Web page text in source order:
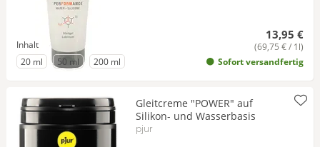
13,95 €
(69,75 € / 1l)
Sofort versandfertig
Inhalt
zu Inhalt
20 ml zu Inhalt
50 ml zu Inhalt
200 ml
Gleitcreme "POWER" auf
Silikon- und Wasserbasis
pjur